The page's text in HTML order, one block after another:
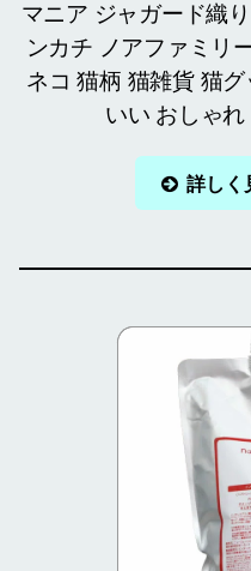
マニア ジャガード織
ンカチ ノアファミリ
ネコ 猫柄 猫雑貨 猫
いい おしゃれ
詳しく